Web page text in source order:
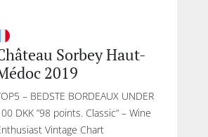
Sorbey Haut-
2019
– BEDSTE BORDEAUX UNDER
DKK ”98 points. Classic” – Wine
Vintage Chart